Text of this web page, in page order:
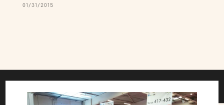
01/31/2015